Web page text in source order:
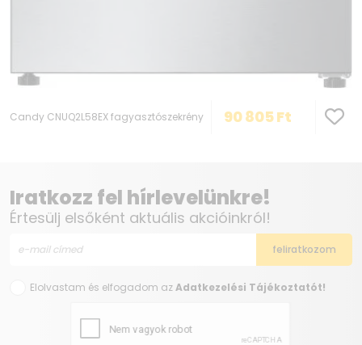
Candy CNUQ2L58EX fagyasztószekrény 90 805Ft
Iratkozz fel hírlevelünkre!
Értesülj elsőként aktuális akcióinkról!
Elolvastam és elfogadom azAdatkezelési Tájékoztatót!